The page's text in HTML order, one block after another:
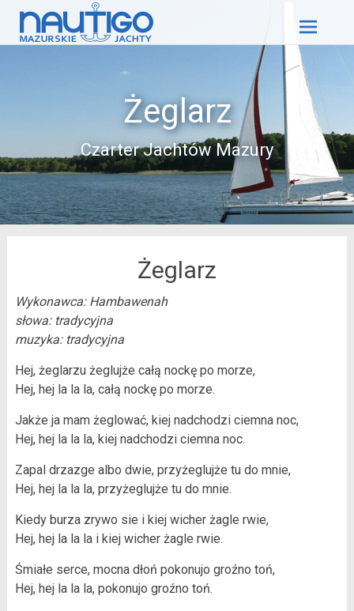
Skip
to
content
Żeglarz
Czarter Jachtów Mazury
Żeglarz
Wykonawca: Hambawenah
słowa: tradycyjna
muzyka: tradycyjna
Hej, żeglarzu żeglujże całą nockę po morze,
Hej, hej la la la, całą nockę po morze.
Jakże ja mam żeglować, kiej nadchodzi ciemna noc,
Hej, hej la la la, kiej nadchodzi ciemna noc.
Zapal drzazge albo dwie, przyżeglujże tu do mnie,
Hej, hej la la la, przyżeglujże tu do mnie.
Kiedy burza zrywo sie i kiej wicher żagle rwie,
Hej, hej la la la i kiej wicher żagle rwie.
Śmiałe serce, mocna dłoń pokonujo groźno toń,
Hej, hej la la la, pokonujo groźno toń.